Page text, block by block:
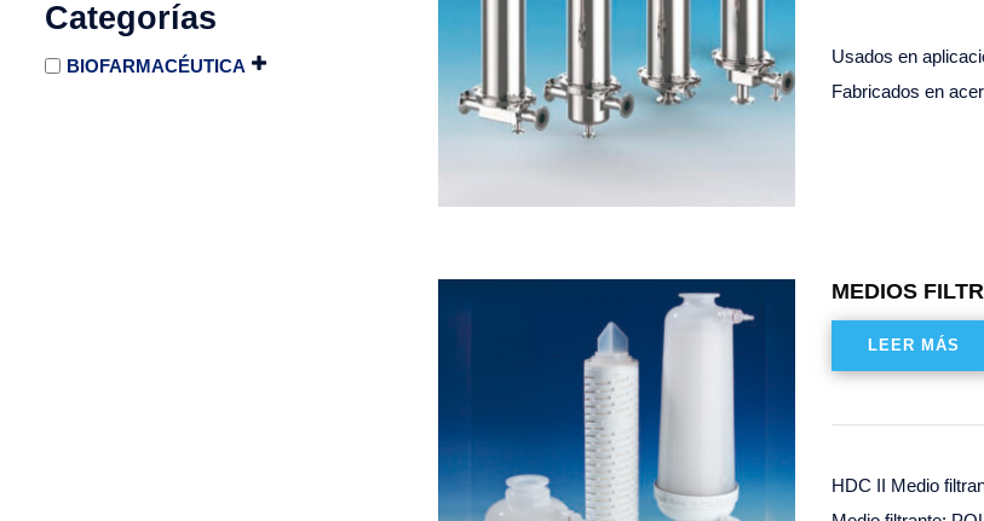
Categorías
BIOFARMACÉUTICA
Usados en
Fabricados en
MEDIOS
LEER MÁS
HDC II Medio